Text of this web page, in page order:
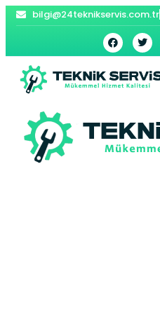
bilgi@24teknikservis.com.tr